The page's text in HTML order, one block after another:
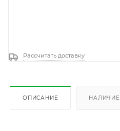
Рассчитать доставку
ОПИСАНИЕ НАЛИЧИЕ